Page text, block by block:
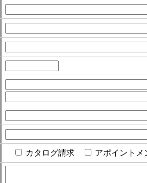
カタログ請求 アポイントメ